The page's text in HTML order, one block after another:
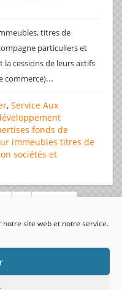
site web et notre service.
titres de
particuliers et
cessions de leurs actifs
commerce)...
, Service Aux
fonds de
immeubles titres de
sociétés et